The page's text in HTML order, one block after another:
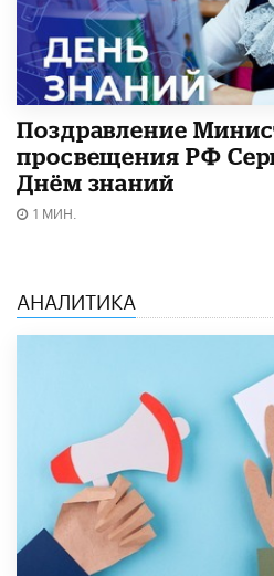
Поздравление
просвещения РФ
Днём знаний
1 МИН.
АНАЛИТИКА